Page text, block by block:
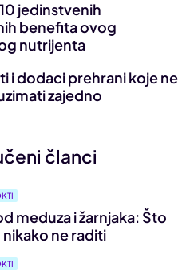
jedinstvenih
benefita ovog
nutrijenta
i dodaci prehrani koje ne
zajedno
članci
meduza i žarnjaka: Što
ne raditi